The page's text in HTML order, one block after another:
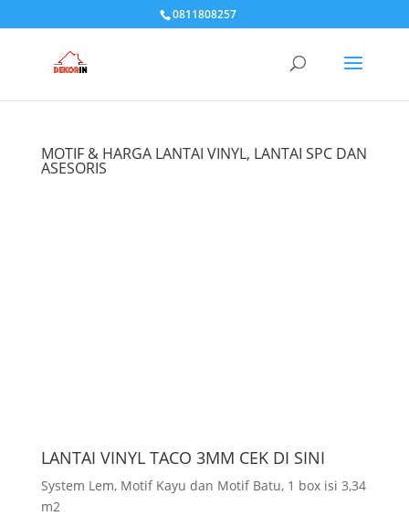
0811808257
MOTIF & HARGA LANTAI VINYL, LANTAI SPC DAN
ASESORIS
LANTAI VINYL TACO 3MM CEK DI SINI
System Lem, Motif Kayu dan Motif Batu, 1 box isi 3,34
m2